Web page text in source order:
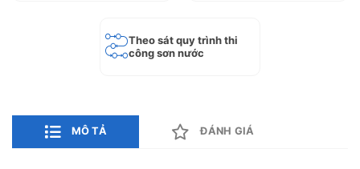
Theo sát quy trình thi
công sơn nước
MÔ TẢ ĐÁNH GIÁ